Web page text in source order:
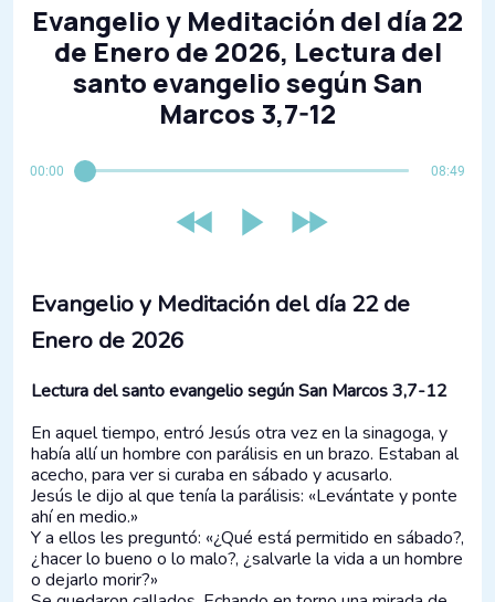
Evangelio y Meditación del día 22
de Enero de 2026, Lectura del
santo evangelio según San
Marcos 3,7-12
00:00 08:49
Evangelio y Meditación del día​ 22 de
Enero de 2026
Lectura del santo evangelio según San Marcos 3,7-12
En aquel tiempo, entró Jesús otra vez en la sinagoga, y
había allí un hombre con parálisis en un brazo. Estaban al
acecho, para ver si curaba en sábado y acusarlo.
Jesús le dijo al que tenía la parálisis: «Levántate y ponte
ahí en medio.»
Y a ellos les preguntó: «¿Qué está permitido en sábado?,
¿hacer lo bueno o lo malo?, ¿salvarle la vida a un hombre
o dejarlo morir?»